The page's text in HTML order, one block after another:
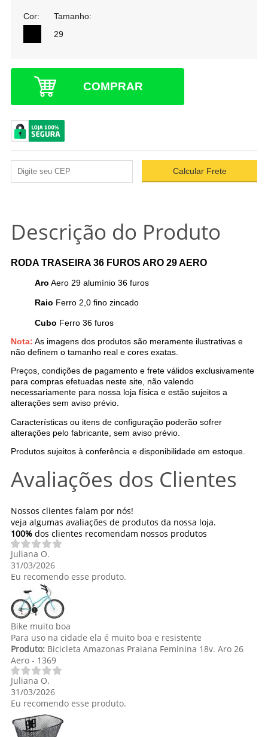
Cor:
Tamanho:
29
COMPRAR
Descrição do Produto
RODA TRASEIRA 36 FUROS ARO 29 AERO
Aro Aero 29 alumínio 36 furos
Raio Ferro 2,0 fino zincado
Cubo Ferro 36 furos
Nota: As imagens dos produtos são meramente ilustrativas e
não definem o tamanho real e cores exatas.
Preços, condições de pagamento e frete válidos exclusivamente
para compras efetuadas neste site, não valendo
necessariamente para nossa loja física e estão sujeitos a
alterações sem aviso prévio.
Características ou itens de configuração poderão sofrer
alterações pelo fabricante, sem aviso prévio.
Produtos sujeitos à conferência e disponibilidade em estoque.
Avaliações dos Clientes
Nossos clientes falam por nós!
veja algumas avaliações de produtos da nossa loja.
100% dos clientes recomendam nossos produtos
Juliana O.
31/03/2026
Eu recomendo esse produto.
Bike muito boa
Para uso na cidade ela é muito boa e resistente
Produto:Bicicleta Amazonas Praiana Feminina 18v. Aro 26
Aero - 1369
Juliana O.
31/03/2026
Eu recomendo esse produto.